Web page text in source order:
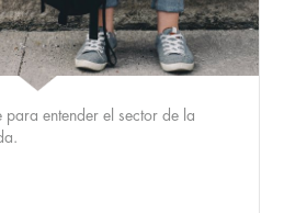
entender el sector de la